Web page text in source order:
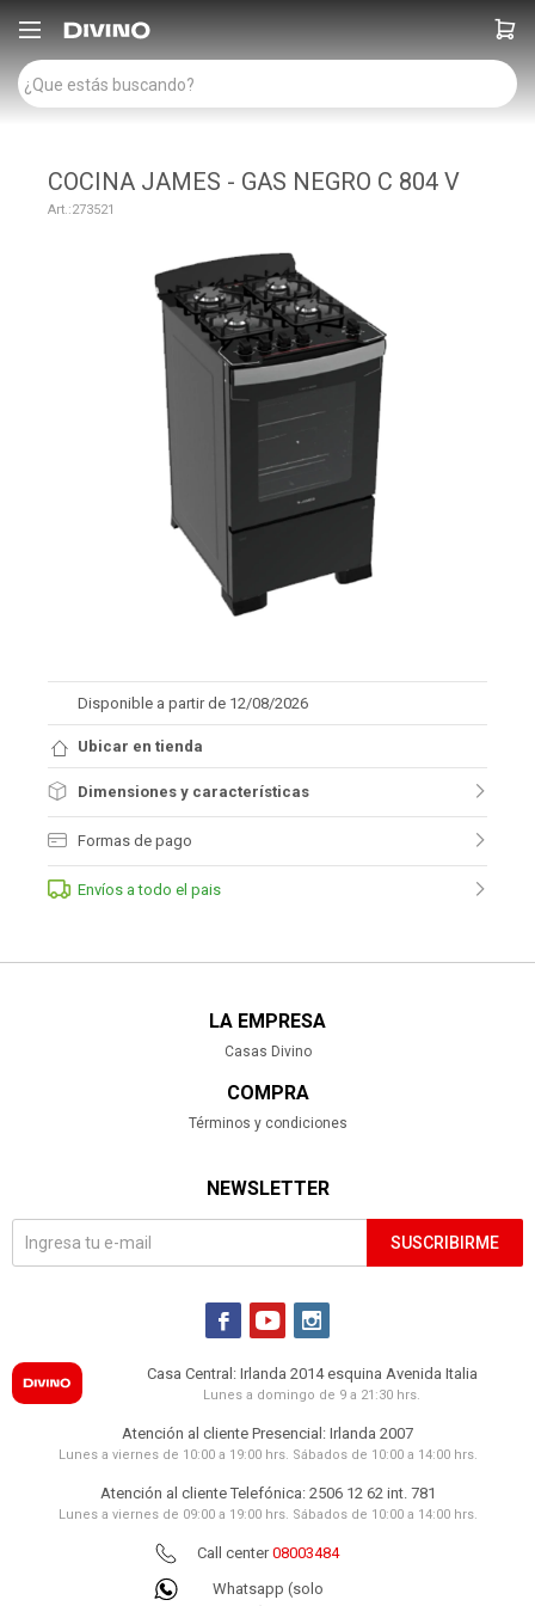

COCINA JAMES - GAS NEGRO C 804 V
273521
Disponible a partir de 12/08/2026
Ubicar en tienda
Dimensiones y características
Formas de pago
Envíos a todo el pais
LA EMPRESA
Casas Divino
COMPRA
Términos y condiciones
NEWSLETTER
SUSCRIBIRME
  
Casa Central: Irlanda 2014 esquina Avenida Italia
Lunes a domingo de 9 a 21:30 hrs.
Atención al cliente Presencial: Irlanda 2007
Lunes a viernes de 10:00 a 19:00 hrs. Sábados de 10:00 a 14:00 hrs.
Atención al cliente Telefónica: 2506 12 62 int. 781
Lunes a viernes de 09:00 a 19:00 hrs. Sábados de 10:00 a 14:00 hrs.
Call center08003484
Whatsapp (solo